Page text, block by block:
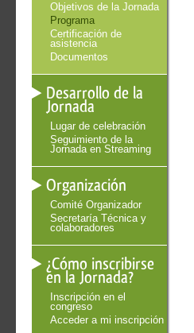
Objetivos de la Jornada
Programa
Certificación de
asistencia
Documentos
Desarrollo de la
Jornada
Lugar de celebración
Seguimiento de la
Jornada en Streaming
Organización
Comité Organizador
Secretaría Técnica y
colaboradores
¿Cómo inscribirse
en la Jornada?
Inscripción en el
congreso
Acceder a mi inscripción